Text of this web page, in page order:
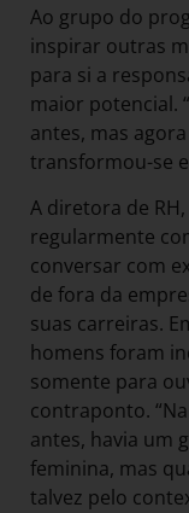
Ao grupo do
inspirar outras
para si a
maior potencial.
antes, mas
transformou-se
A diretora de
regularmente
conversar com
de fora da
suas carreiras.
homens foram
somente para
contraponto.
antes, havia um
feminina, mas
talvez pelo